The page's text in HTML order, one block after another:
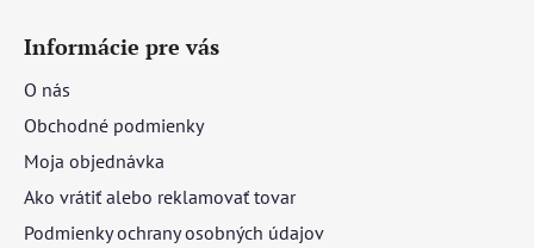
Informácie pre vás
O nás
Obchodné podmienky
Moja objednávka
Ako vrátiť alebo reklamovať tovar
Podmienky ochrany osobných údajov